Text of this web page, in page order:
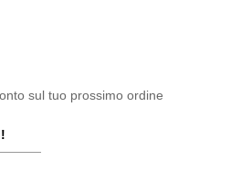
sul tuo prossimo ordine